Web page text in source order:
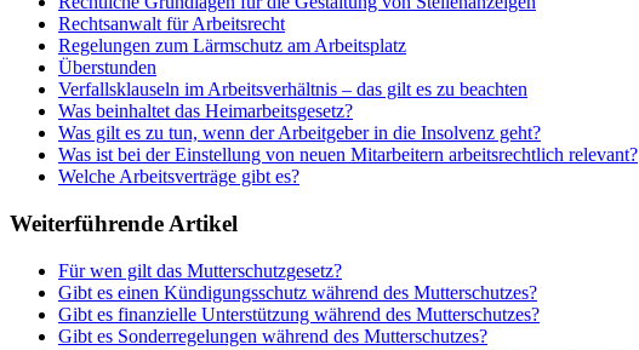
Rechtsanwalt für Arbeitsrecht
Regelungen zum Lärmschutz am Arbeitsplatz
Überstunden
Verfallsklauseln im Arbeitsverhältnis – das gilt es zu beachten
Was beinhaltet das Heimarbeitsgesetz?
Was gilt es zu tun, wenn der Arbeitgeber in die Insolvenz geht?
Was ist bei der Einstellung von neuen Mitarbeitern arbeitsrechtlich relevant?
Welche Arbeitsverträge gibt es?
Weiterführende Artikel
Für wen gilt das Mutterschutzgesetz?
Gibt es einen Kündigungsschutz während des Mutterschutzes?
Gibt es finanzielle Unterstützung während des Mutterschutzes?
Gibt es Sonderregelungen während des Mutterschutzes?